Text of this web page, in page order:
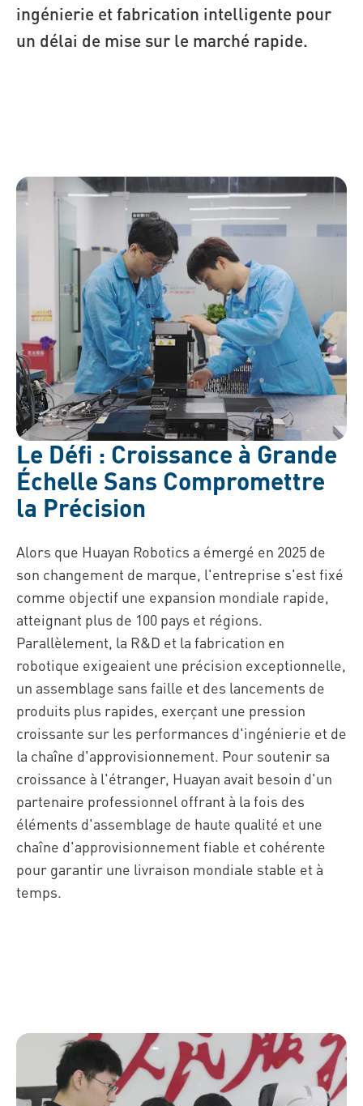
ingénierie et fabrication intelligente pour
un délai de mise sur le marché rapide.
Le Défi : Croissance à Grande
Échelle Sans Compromettre
la Précision
Alors que Huayan Robotics a émergé en 2025 de
son changement de marque, l'entreprise s'est fixé
comme objectif une expansion mondiale rapide,
atteignant plus de 100 pays et régions.
Parallèlement, la R&D et la fabrication en
robotique exigeaient une précision exceptionnelle,
un assemblage sans faille et des lancements de
produits plus rapides, exerçant une pression
croissante sur les performances d'ingénierie et de
la chaîne d'approvisionnement. Pour soutenir sa
croissance à l'étranger, Huayan avait besoin d'un
partenaire professionnel offrant à la fois des
éléments d'assemblage de haute qualité et une
chaîne d'approvisionnement fiable et cohérente
pour garantir une livraison mondiale stable et à
temps.